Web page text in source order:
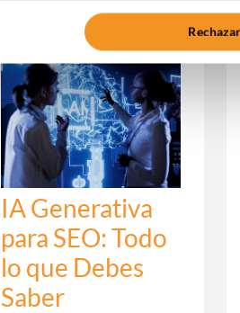
IA Generativa
para SEO: Todo
lo que Debes
Saber
Rechazar